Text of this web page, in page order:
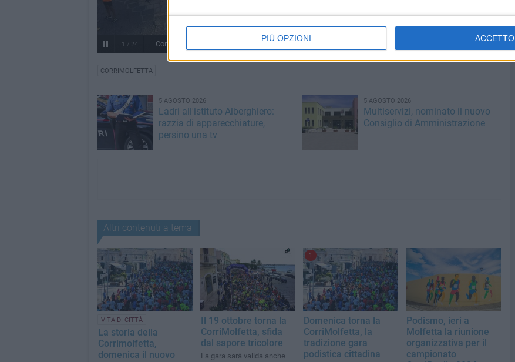
PIÙ OPZIONI ACCETTO
1 / 24 Corrimolfetta 2016
CORRIMOLFETTA
5 AGOSTO 2026
Ladri all'istituto Alberghiero:
razzia di apparecchiature,
persino una tv
5 AGOSTO 2026
Multiservizi, nominato il nuovo
Consiglio di Amministrazione
Altri contenuti a tema
VITA DI CITTÀ
La storia della
Corrimolfetta,
domenica il nuovo
Il 19 ottobre torna la
CorriMolfetta, sfida
dal sapore tricolore
La gara sarà valida anche
1
Domenica torna la
CorriMolfetta, la
tradizione gara
podistica cittadina
Podismo, ieri a
Molfetta la riunione
organizzativa per il
campionato